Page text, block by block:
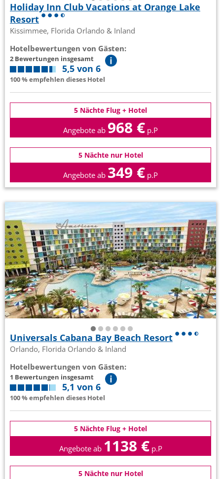
Holiday Inn Club Vacations at Orange Lake
Resort
Kissimmee, Florida Orlando & Inland
Hotelbewertungen von Gästen:
2 Bewertungen insgesamt
5,5 von 6
100 % empfehlen dieses Hotel
5 Nächte Flug + Hotel
Angebote ab 968 € p.P
5 Nächte nur Hotel
Angebote ab 349 € p.P
Universals Cabana Bay Beach Resort
Orlando, Florida Orlando & Inland
Hotelbewertungen von Gästen:
1 Bewertungen insgesamt
5,1 von 6
100 % empfehlen dieses Hotel
5 Nächte Flug + Hotel
Angebote ab 1138 € p.P
5 Nächte nur Hotel